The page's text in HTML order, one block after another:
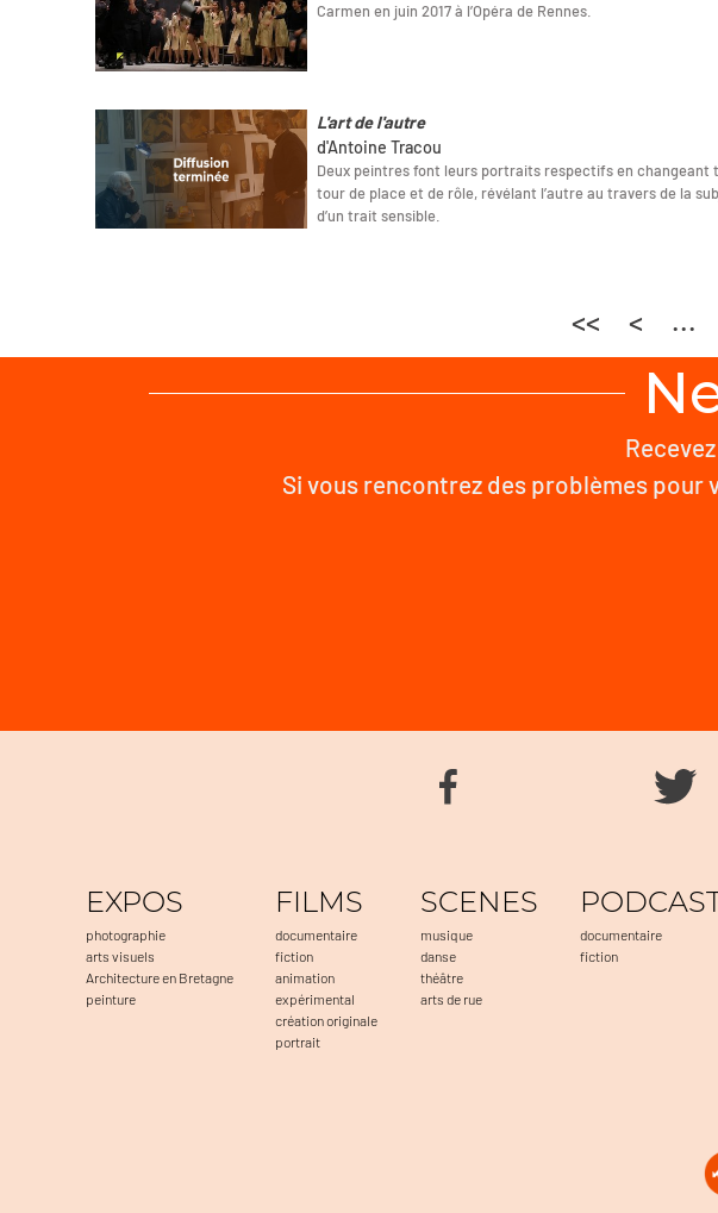
Carmen en juin 2017 à l’Opéra de Rennes.
L'art de l'autre
d'Antoine Tracou
Deux peintres font leurs portraits respectifs en changeant
tour de place et de rôle, révélant l’autre au travers de la
d’un trait sensible.
<< < ...
Si vous rencontrez des problèmes pour
EXPOS
photographie
arts visuels
Architecture en Bretagne
peinture
FILMS
documentaire
fiction
animation
expérimental
création originale
portrait
SCENES
musique
danse
théâtre
arts de rue
documentaire
fiction